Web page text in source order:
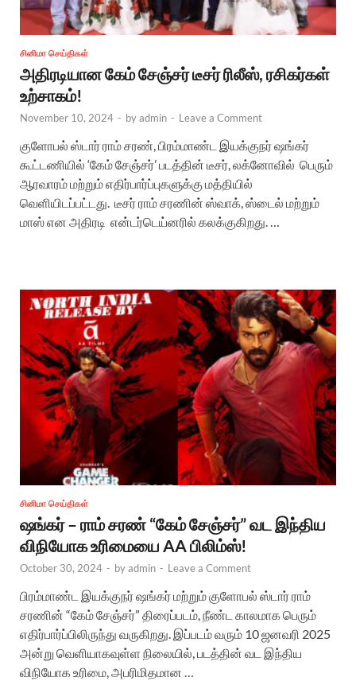
சினிமா செய்திகள்
அதிரடியான கேம் சேஞ்சர் டீசர் ரிலீஸ், ரசிகர்கள்
உற்சாகம்!
November 10, 2024 - byadmin - Leave a Comment
குளோபல் ஸ்டார் ராம் சரண், பிரம்மாண்ட இயக்குநர் ஷங்கர்
கூட்டணியில் ‘கேம் சேஞ்சர்’ படத்தின் டீசர், லக்னோவில் பெரும்
ஆரவாரம் மற்றும் எதிர்பார்ப்புகளுக்கு மத்தியில்
வெளியிடப்பட்டது. டீசர் ராம் சரணின் ஸ்வாக், ஸ்டைல் மற்றும்
மாஸ் என அதிரடி என்டர்டெய்னரில் கலக்குகிறது. …
சினிமா செய்திகள்
ஷங்கர் – ராம் சரண் “கேம் சேஞ்சர்” வட இந்திய
விநியோக உரிமையை AA பிலிம்ஸ்!
October 30, 2024 - byadmin - Leave a Comment
பிரம்மாண்ட இயக்குநர் ஷங்கர் மற்றும் குளோபல் ஸ்டார் ராம்
சரணின் “கேம் சேஞ்சர்” திரைப்படம், நீண்ட காலமாக பெரும்
எதிர்பார்ப்பிலிருந்து வருகிறது. இப்படம் வரும் 10 ஜனவரி 2025
அன்று வெளியாகவுள்ள நிலையில், படத்தின் வட இந்திய
விநியோக உரிமை, அபரிமிதமான …